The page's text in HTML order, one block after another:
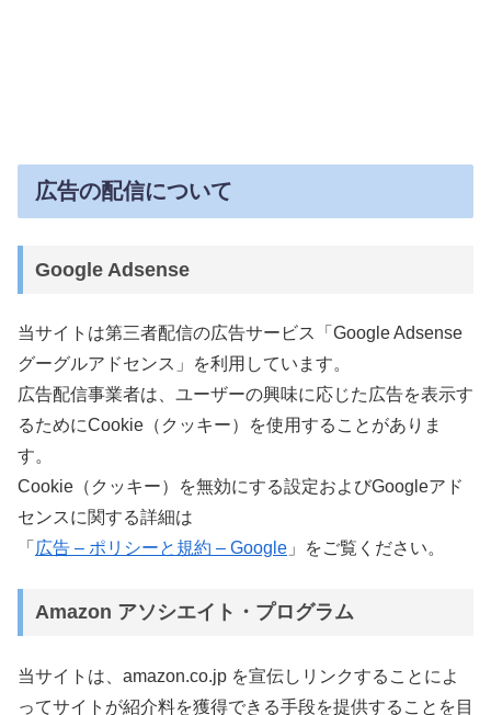
広告の配信について
Google Adsense
当サイトは第三者配信の広告サービス「Google Adsense
グーグルアドセンス」を利用しています。
広告配信事業者は、ユーザーの興味に応じた広告を表示す
るためにCookie（クッキー）を使用することがありま
す。
Cookie（クッキー）を無効にする設定およびGoogleアド
センスに関する詳細は
「 広告 – ポリシーと規約 – Google 」をご覧ください。
Amazon アソシエイト・プログラム
当サイトは、amazon.co.jp を宣伝しリンクすることによ
ってサイトが紹介料を獲得できる手段を提供することを目